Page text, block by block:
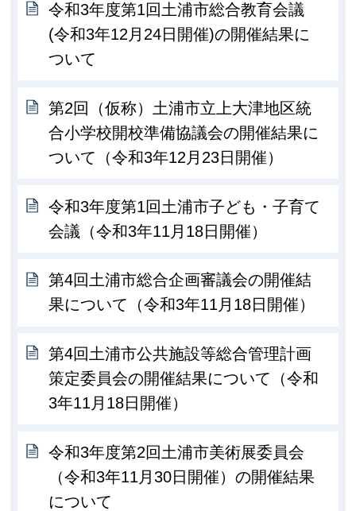
令和3年度第1回土浦市総合教育会議
(令和3年12月24日開催)の開催結果に
ついて
第2回（仮称）土浦市立上大津地区統
合小学校開校準備協議会の開催結果に
ついて（令和3年12月23日開催）
令和3年度第1回土浦市子ども・子育て
会議（令和3年11月18日開催）
第4回土浦市総合企画審議会の開催結
果について（令和3年11月18日開催）
第4回土浦市公共施設等総合管理計画
策定委員会の開催結果について（令和
3年11月18日開催）
令和3年度第2回土浦市美術展委員会
（令和3年11月30日開催）の開催結果
について